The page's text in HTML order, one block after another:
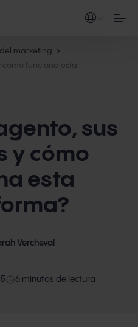
marketing
cómo funciona esta
sus
y cómo
esta
Vercheval
6 minutos de lectura